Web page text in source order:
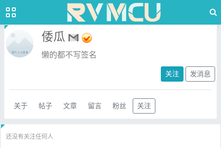
倭瓜
懒的都不写签名
关注 发消息
关于 帖子 文章 留言 粉丝 关注
还没有关注任何人